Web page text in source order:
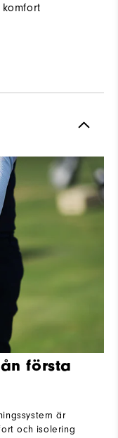
första
är
och isolering